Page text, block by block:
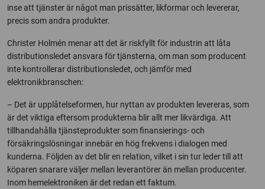
inse att tjänster är något man prissätter, likformar och levererar,
precis som andra produkter.
Christer Holmén menar att det är riskfyllt för industrin att låta
distributionsledet ansvara för tjänsterna, om man som producent
inte kontrollerar distributionsledet, och jämför med
elektronikbranschen:
– Det är upplåtelseformen, hur nyttan av produkten levereras, som
är det viktiga eftersom produkterna blir allt mer likvärdiga. Att
tillhandahålla tjänsteprodukter som finansierings- och
försäkringslösningar innebär en hög frekvens i dialogen med
kunderna. Följden av det blir en relation, vilket i sin tur leder till att
köparen snarare väljer mellan leverantörer än mellan producenter.
Inom hemelektroniken är det redan ett faktum.